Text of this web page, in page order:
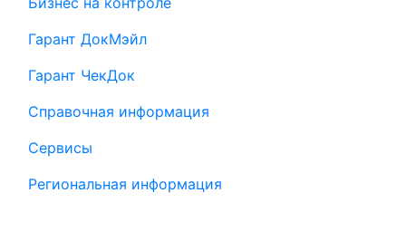
Гарант ДокМэйл
Гарант ЧекДок
Справочная информация
Сервисы
Региональная информация